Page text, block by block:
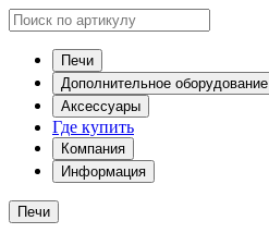
Печи
Дополнительное оборудование
Аксессуары
Где купить
Компания
Информация
Печи